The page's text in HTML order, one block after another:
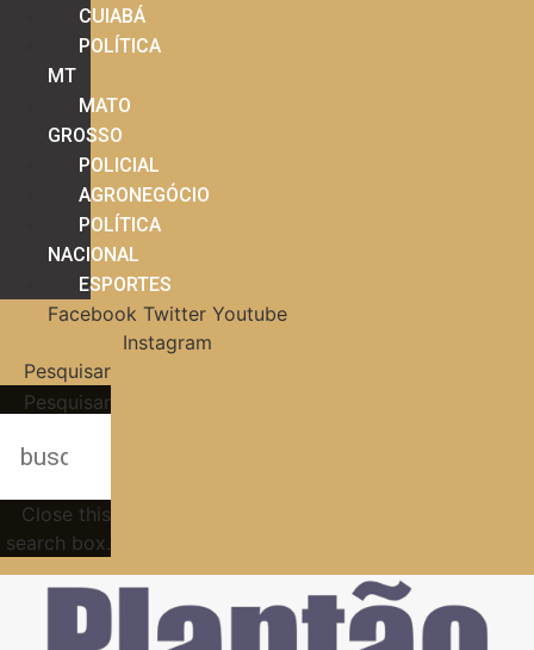
CUIABÁ
POLÍTICA
MT
MATO
GROSSO
POLICIAL
AGRONEGÓCIO
POLÍTICA
NACIONAL
ESPORTES
Facebook Twitter Youtube
Instagram
Pesquisar
Pesquisar
Close this
search box.